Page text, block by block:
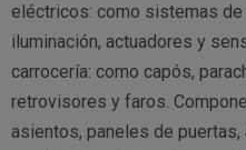
eléctricos: como sistemas de
iluminación, actuadores y
carrocería: como capós,
retrovisores y faros.
asientos, paneles de